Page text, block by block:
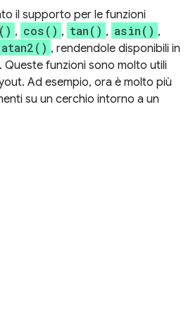
il supporto per le funzioni
, cos() , tan() , asin() ,
atan2() , rendendole disponibili in
funzioni sono molto utili
Ad esempio, ora è molto più
su un cerchio intorno a un